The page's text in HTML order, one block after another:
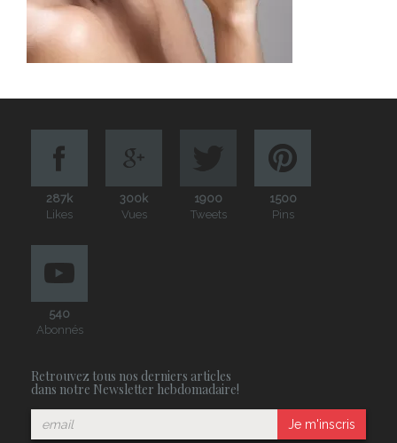
287k
Likes
300k
Vues
1900
Tweets
1500
Pins
540
Abonnés
Retrouvez tous nos derniers articles
dans notre Newsletter hebdomadaire!
Je m'inscris